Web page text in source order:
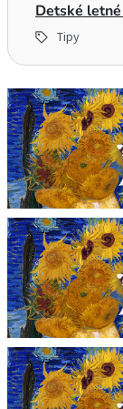
Detské
Tipy